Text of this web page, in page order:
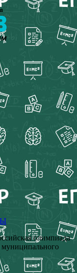
олимпиада